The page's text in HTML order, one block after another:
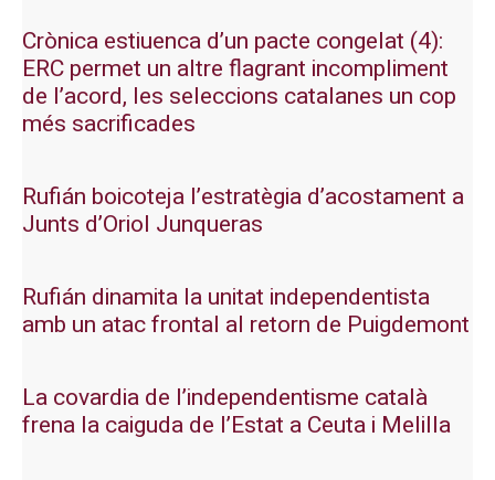
Crònica estiuenca d’un pacte congelat (4):
ERC permet un altre flagrant incompliment
de l’acord, les seleccions catalanes un cop
més sacrificades
Rufián boicoteja l’estratègia d’acostament a
Junts d’Oriol Junqueras
Rufián dinamita la unitat independentista
amb un atac frontal al retorn de Puigdemont
La covardia de l’independentisme català
frena la caiguda de l’Estat a Ceuta i Melilla